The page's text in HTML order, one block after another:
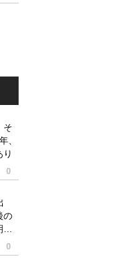
そ
、
0
の
か
0